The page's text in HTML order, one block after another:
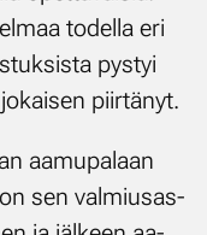
to­del­la eri
pys­tyi
piir­tä­nyt.
aa­mu­pa­laan
sen val­miusas­